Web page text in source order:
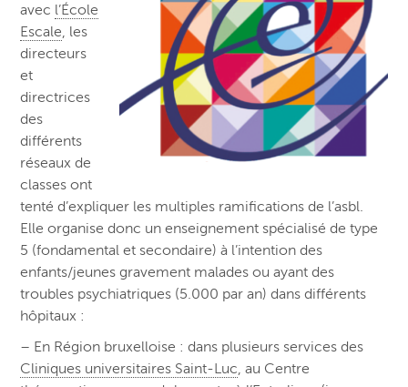
avec l’École
Escale, les
directeurs
et
directrices
des
différents
réseaux de
classes ont
tenté d’expliquer les multiples ramifications de l’asbl.
Elle organise donc un enseignement spécialisé de type
5 (fondamental et secondaire) à l’intention des
enfants/jeunes gravement malades ou ayant des
troubles psychiatriques (5.000 par an) dans différents
hôpitaux :
– En Région bruxelloise : dans plusieurs services des
Cliniques universitaires Saint-Luc, au Centre